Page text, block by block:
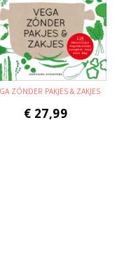
ZÓNDER PAKJES & ZAKJES
€ 27,99